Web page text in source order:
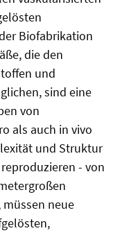
Biofabrikation
die den
und
sind eine
von
als auch in vivo
und Struktur
- von
neue